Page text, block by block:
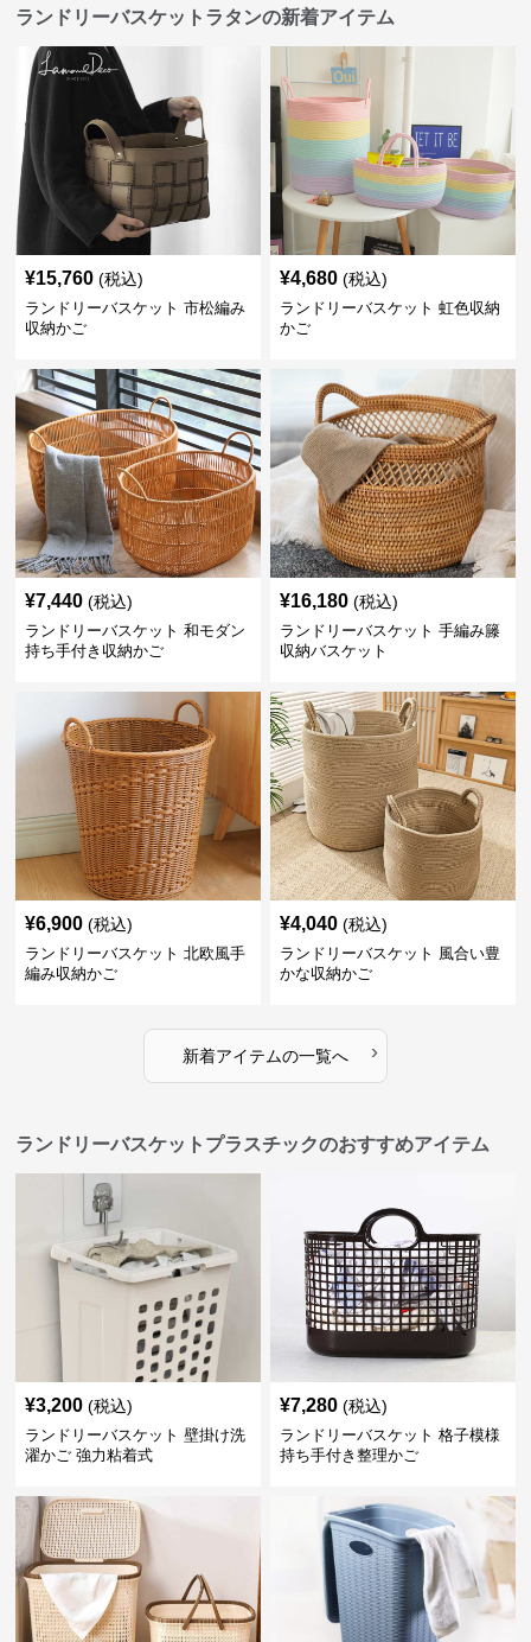
ランドリーバスケットラタンの新着アイテム
¥15,760 (税込)
ランドリーバスケット 市松編み
収納かご
¥4,680 (税込)
ランドリーバスケット 虹色収納
かご
¥7,440 (税込)
ランドリーバスケット 和モダン
持ち手付き収納かご
¥16,180 (税込)
ランドリーバスケット 手編み籐
収納バスケット
¥6,900 (税込)
ランドリーバスケット 北欧風手
編み収納かご
¥4,040 (税込)
ランドリーバスケット 風合い豊
かな収納かご
新着アイテムの一覧へ ›
ランドリーバスケットプラスチックのおすすめアイテム
¥3,200 (税込)
ランドリーバスケット 壁掛け洗
濯かご 強力粘着式
¥7,280 (税込)
ランドリーバスケット 格子模様
持ち手付き整理かご